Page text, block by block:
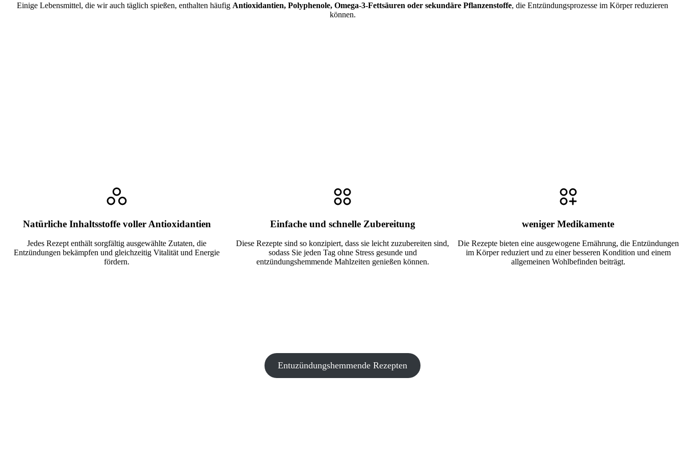
Einige Lebensmittel, die wir auch täglich spießen, enthalten häufig Antioxidantien, Polyphenole, Omega-3-Fettsäuren oder sekundäre Pflanzenstoffe, die Entzündungsprozesse im Körper reduzieren
können.
Natürliche Inhaltsstoffe voller Antioxidantien
Jedes Rezept enthält sorgfältig ausgewählte Zutaten, die
Entzündungen bekämpfen und gleichzeitig Vitalität und Energie
fördern.
Einfache und schnelle Zubereitung
Diese Rezepte sind so konzipiert, dass sie leicht zuzubereiten sind,
sodass Sie jeden Tag ohne Stress gesunde und
entzündungshemmende Mahlzeiten genießen können.
weniger Medikamente
Die Rezepte bieten eine ausgewogene Ernährung, die Entzündungen
im Körper reduziert und zu einer besseren Kondition und einem
allgemeinen Wohlbefinden beiträgt.
Entuzündungshemmende Rezepten